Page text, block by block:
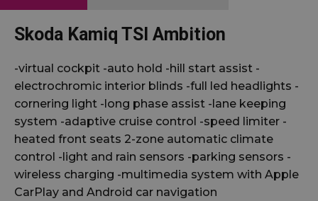
Skoda Kamiq TSI Ambition
-virtual cockpit -auto hold -hill start assist -
electrochromic interior blinds -full led headlights -
cornering light -long phase assist -lane keeping
system -adaptive cruise control -speed limiter -
heated front seats 2-zone automatic climate
control -light and rain sensors -parking sensors -
wireless charging -multimedia system with Apple
CarPlay and Android car navigation